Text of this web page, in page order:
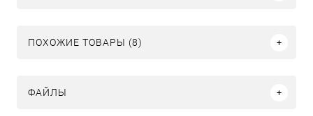
ПОХОЖИЕ ТОВАРЫ (8)
ФАЙЛЫ